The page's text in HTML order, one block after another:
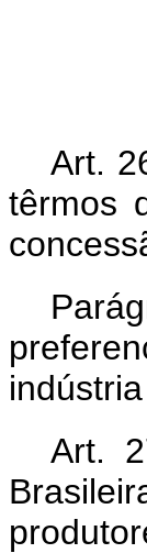
Art.
têrmos
Art.